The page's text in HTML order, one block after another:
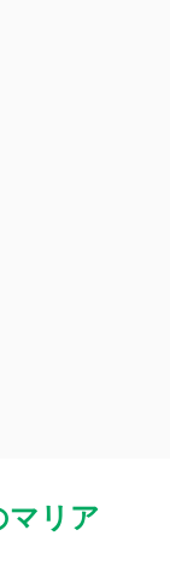
リア